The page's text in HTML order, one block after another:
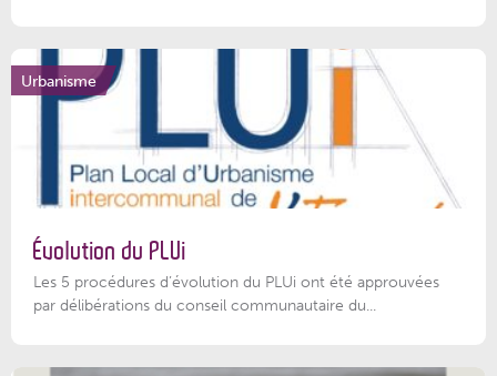
Urbanisme
Évolution du PLUi
Les 5 procédures d’évolution du PLUi ont été approuvées
par délibérations du conseil communautaire du...